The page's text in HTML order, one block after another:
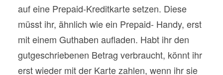
auf eine Prepaid-Kreditkarte setzen. Diese
müsst ihr, ähnlich wie ein Prepaid- Handy, erst
mit einem Guthaben aufladen. Habt ihr den
gutgeschriebenen Betrag verbraucht, könnt ihr
erst wieder mit der Karte zahlen, wenn ihr sie